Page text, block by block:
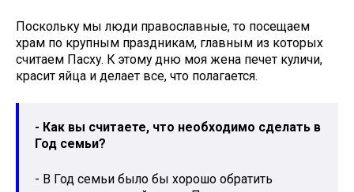
Поскольку мы люди православные, то посещаем
храм по крупным праздникам, главным из которых
считаем Пасху. К этому дню моя жена печет куличи,
красит яйца и делает все, что полагается.
- Как вы считаете, что необходимо сделать в
Год семьи?
- В Год семьи было бы хорошо обратить